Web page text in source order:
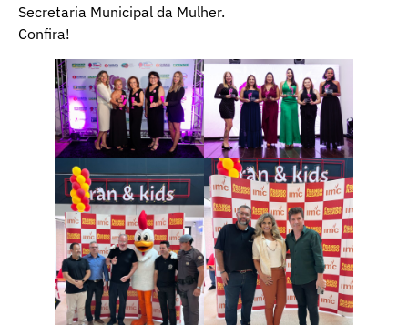
Secretaria Municipal da Mulher.
Confira!